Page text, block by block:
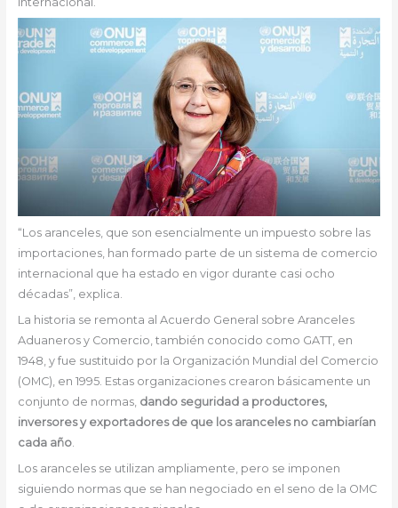
“Los aranceles, que son esencialmente un impuesto sobre las
importaciones, han formado parte de un sistema de comercio
internacional que ha estado en vigor durante casi ocho
décadas”, explica.
La historia se remonta al Acuerdo General sobre Aranceles
Aduaneros y Comercio, también conocido como GATT, en
1948, y fue sustituido por la Organización Mundial del Comercio
(OMC), en 1995. Estas organizaciones crearon básicamente un
conjunto de normas, dando seguridad a productores,
inversores y exportadores de que los aranceles no cambiarían
cada año.
Los aranceles se utilizan ampliamente, pero se imponen
siguiendo normas que se han negociado en el seno de la OMC